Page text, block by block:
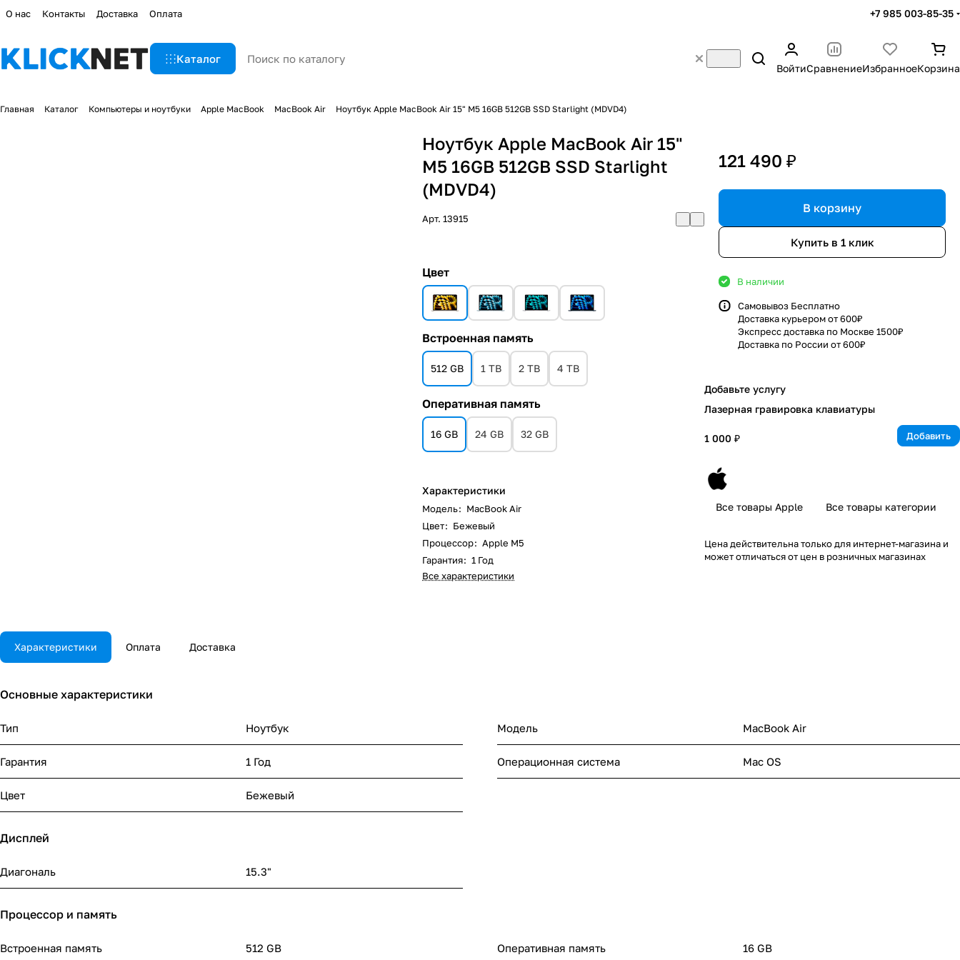
О нас Контакты Доставка Оплата +7 985 003-85-35
Каталог
ВойтиСравнениеИзбранноеКорзина
Главная Каталог Компьютеры и ноутбуки Apple MacBook MacBook Air Ноутбук Apple MacBook Air 15" M5 16GB 512GB SSD Starlight (MDVD4)
Ноутбук Apple MacBook Air 15"
M5 16GB 512GB SSD Starlight
(MDVD4)
Арт.13915
Цвет
Встроенная память
512 GB 1 TB 2 TB 4 TB
Оперативная память
16 GB 24 GB 32 GB
Характеристики
Модель: MacBook Air
Цвет: Бежевый
Процессор: Apple M5
Гарантия: 1 Год
Все характеристики
121 490 ₽
В корзину
Купить в 1 клик
В наличии
Самовывоз Бесплатно
Доставка курьером от 600₽
Экспресс доставка по Москве 1500₽
Доставка по России от 600₽
Добавьте услугу
Лазерная гравировка клавиатуры
1 000 ₽ Добавить
Все товары Apple Все товары категории
Цена действительна только для интернет-магазина и
может отличаться от цен в розничных магазинах
Характеристики Оплата Доставка
Основные характеристики
Тип Ноутбук Модель MacBook Air
Гарантия 1 Год Операционная система Mac OS
Цвет Бежевый
Дисплей
Диагональ 15.3"
Процессор и память
Встроенная память 512 GB Оперативная память 16 GB